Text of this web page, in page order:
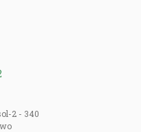
2 - 340